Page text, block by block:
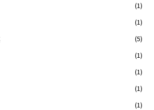
(1)
(1)
(5)
(1)
(1)
(1)
(1)